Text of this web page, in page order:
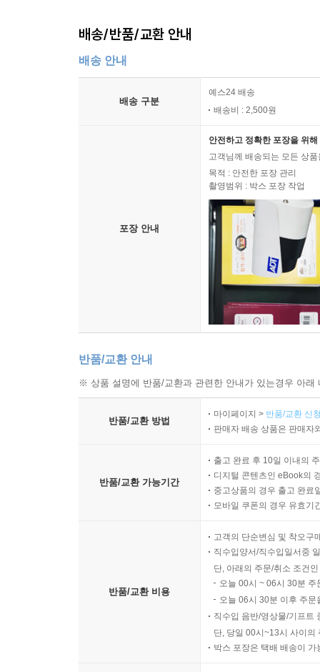
배송/반품/교환 안내
배송 안내
배송 구분
예스24 배송
배송비 : 2,500원
포장 안내
안전하고 정확한 포장을 위
고객님께 배송되는 모든 상
목적 : 안전한 포장 관리
촬영범위 : 박스 포장 작업
반품/교환 안내
※ 상품 설명에 반품/교환과 관련한 안내가 있는경우 아
반품/교환 방법
마이페이지 > 반품/교환 신
판매자 배송 상품은 판매자
반품/교환 가능기간
출고 완료 후 10일 이내의
디지털 콘텐츠인 eBook의
중고상품의 경우 출고 완료
모바일 쿠폰의 경우 유효기
반품/교환 비용
고객의 단순변심 및 착오구
직수입양서/직수입일서중
단, 아래의 주문/취소 조건
오늘 00시 ~ 06시 30분
오늘 06시 30분 이후 주
직수입 음반/영상물/기프트
단, 당일 00시~13시 사이의
박스 포장은 택배 배송이